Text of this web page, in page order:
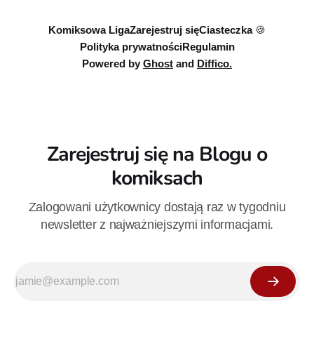
Komiksowa LigaZarejestruj sięCiasteczka 🍪
Polityka prywatnościRegulamin
Powered by Ghost and Diffico.
Zarejestruj się na Blogu o
komiksach
Zalogowani użytkownicy dostają raz w tygodniu
newsletter z najważniejszymi informacjami.